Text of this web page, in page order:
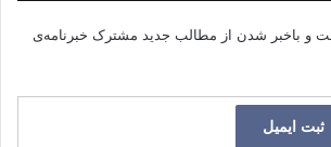
و باخبر شدن از مطالب جدید مشترک خبرنامه‌ی